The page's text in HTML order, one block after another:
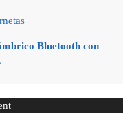
Bluetooth con